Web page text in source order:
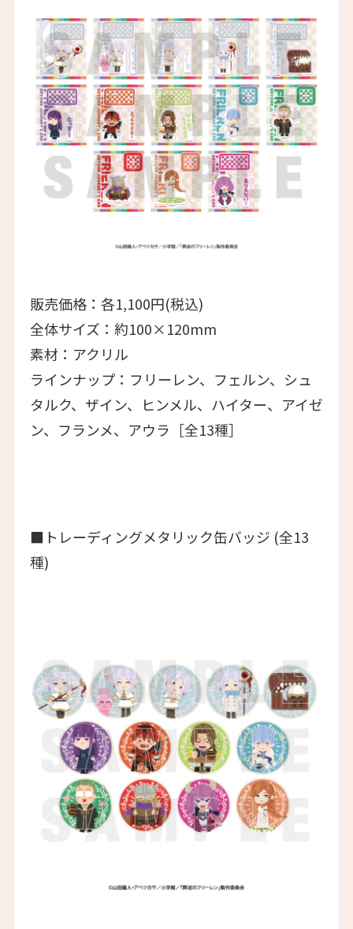
販売価格：各1,100円(税込)
全体サイズ：約100×120mm
素材：アクリル
ラインナップ：フリーレン、フェルン、シュ
タルク、ザイン、ヒンメル、ハイター、アイゼ
ン、フランメ、アウラ［全13種］
■トレーディングメタリック缶バッジ (全13
種)